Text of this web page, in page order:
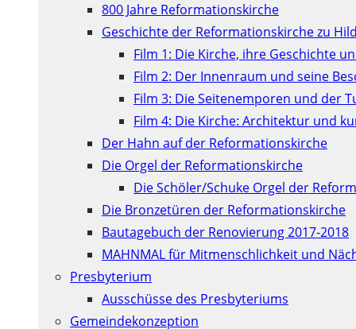
800 Jahre Reformationskirche
Geschichte der Reformationskirche zu
Film 1: Die Kirche, ihre Geschichte
Film 2: Der Innenraum und seine
Film 3: Die Seitenemporen und der
Film 4: Die Kirche: Architektur und
Der Hahn auf der Reformationskirche
Die Orgel der Reformationskirche
Die Schöler/Schuke Orgel der
Die Bronzetüren der Reformationskirche
Bautagebuch der Renovierung 2017-2018
MAHNMAL für Mitmenschlichkeit und
Presbyterium
Ausschüsse des Presbyteriums
Gemeindekonzeption